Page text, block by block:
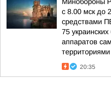
с 8.00 мск до
средствами
75
аппаратов
20:35